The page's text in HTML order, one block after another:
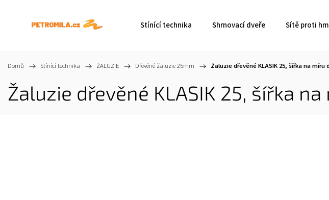
Stínící technika Shrnovací dveře Sítě proti
Domů / Stínící technika / ŽALUZIE / Dřevěné žaluzie 25mm / Žaluzie dřevěné KLASIK 25, šířka na míru
Žaluzie dřevěné KLASIK 25, šířka